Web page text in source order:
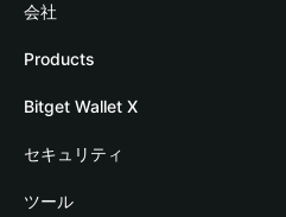
会社
Bitget Walletについて
ブログ
アカデミー
暗号資産ニュース
Products
Crypto Card
Stablecoin Earn
Payfi Crypto
Bitget Wallet X
デベロッパー
ウォレットを接続
セキュリティ
保護基金
ツール